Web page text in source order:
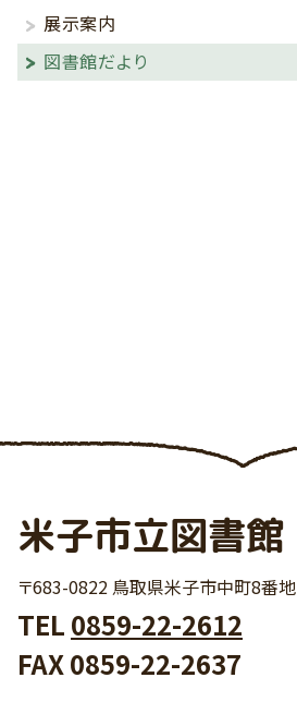
展示案内
図書館だより
米子市立図書館
〒683-0822 鳥取県米子市中町8番地
TEL 0859-22-2612
FAX 0859-22-2637